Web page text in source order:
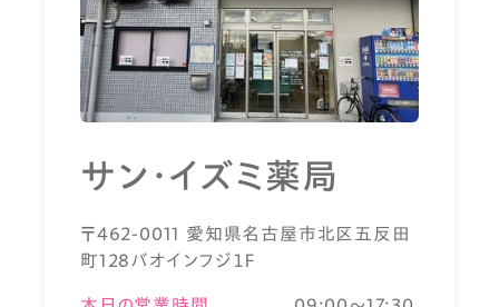
サン・イズミ薬局
〒462-0011 愛知県名古屋市北区五反田
町128バオインフジ１Ｆ